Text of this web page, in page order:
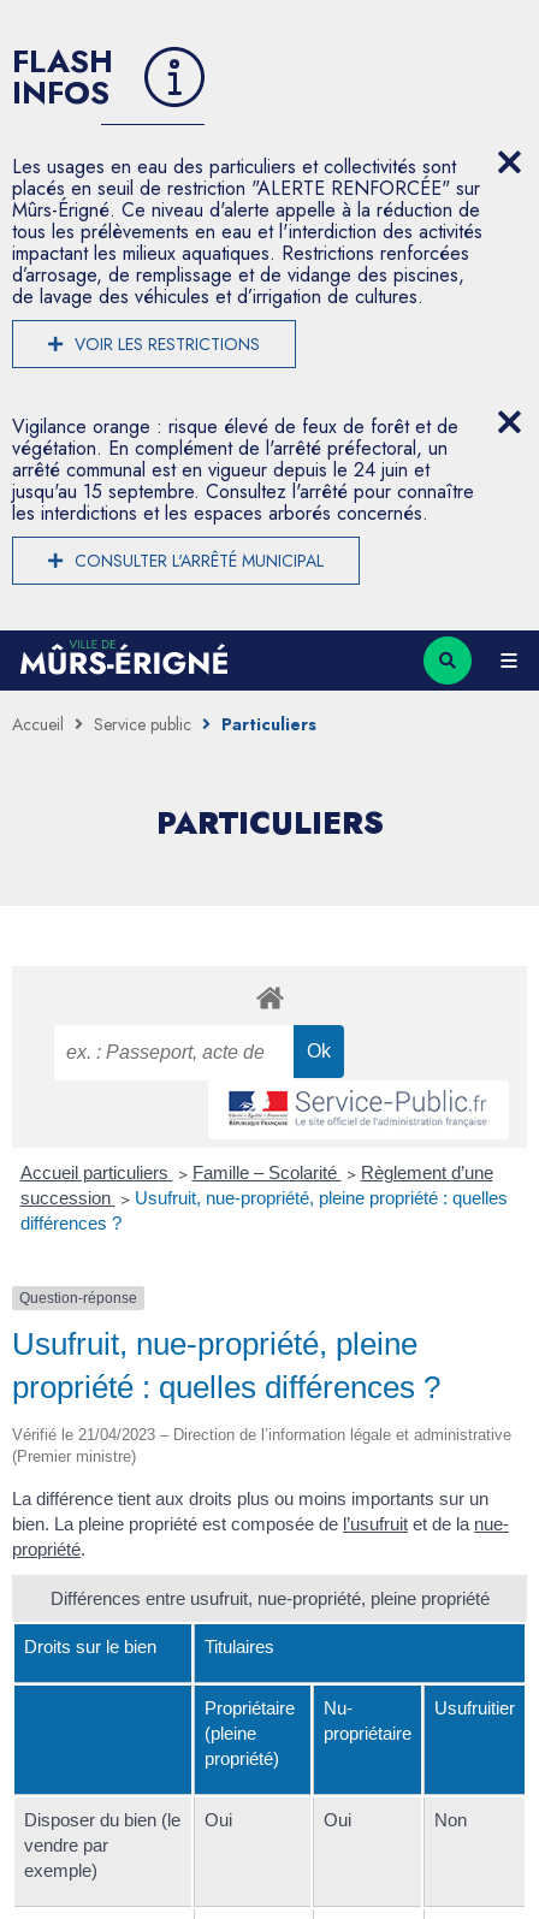
FLASH
INFOS
Les usages en eau des particuliers et collectivités sont
placés en seuil de restriction "ALERTE RENFORCÉE" sur
Mûrs-Érigné. Ce niveau d'alerte appelle à la réduction de
tous les prélèvements en eau et l'interdiction des activités
impactant les milieux aquatiques. Restrictions renforcées
d’arrosage, de remplissage et de vidange des piscines,
de lavage des véhicules et d’irrigation de cultures.
VOIR LES RESTRICTIONS
Vigilance orange : risque élevé de feux de forêt et de
végétation. En complément de l'arrêté préfectoral, un
arrêté communal est en vigueur depuis le 24 juin et
jusqu'au 15 septembre. Consultez l'arrêté pour connaître
les interdictions et les espaces arborés concernés.
CONSULTER L'ARRÊTÉ MUNICIPAL
Accueil Service public Particuliers
PARTICULIERS
Accueil particuliers > Famille – Scolarité > Règlement d’une
succession > Usufruit, nue-propriété, pleine propriété : quelles
différences ?
Question-réponse
Usufruit, nue-propriété, pleine
propriété : quelles différences ?
Vérifié le 21/04/2023 – Direction de l’information légale et administrative
(Premier ministre)
La différence tient aux droits plus ou moins importants sur un
bien. La pleine propriété est composée de l’usufruit et de la nue-
propriété.
Différences entre usufruit, nue-propriété, pleine propriété
Droits sur le bien Titulaires
Propriétaire
(pleine
propriété)
Nu-
propriétaire
Usufruitier
Disposer du bien (le
vendre par
exemple)
Oui Oui Non